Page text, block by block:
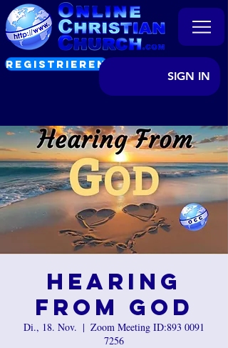
REGISTRIEREN
SIGN IN
Hearing
from God
Di., 18. Nov.
  |
Zoom Meeting ID:893 0091
7256